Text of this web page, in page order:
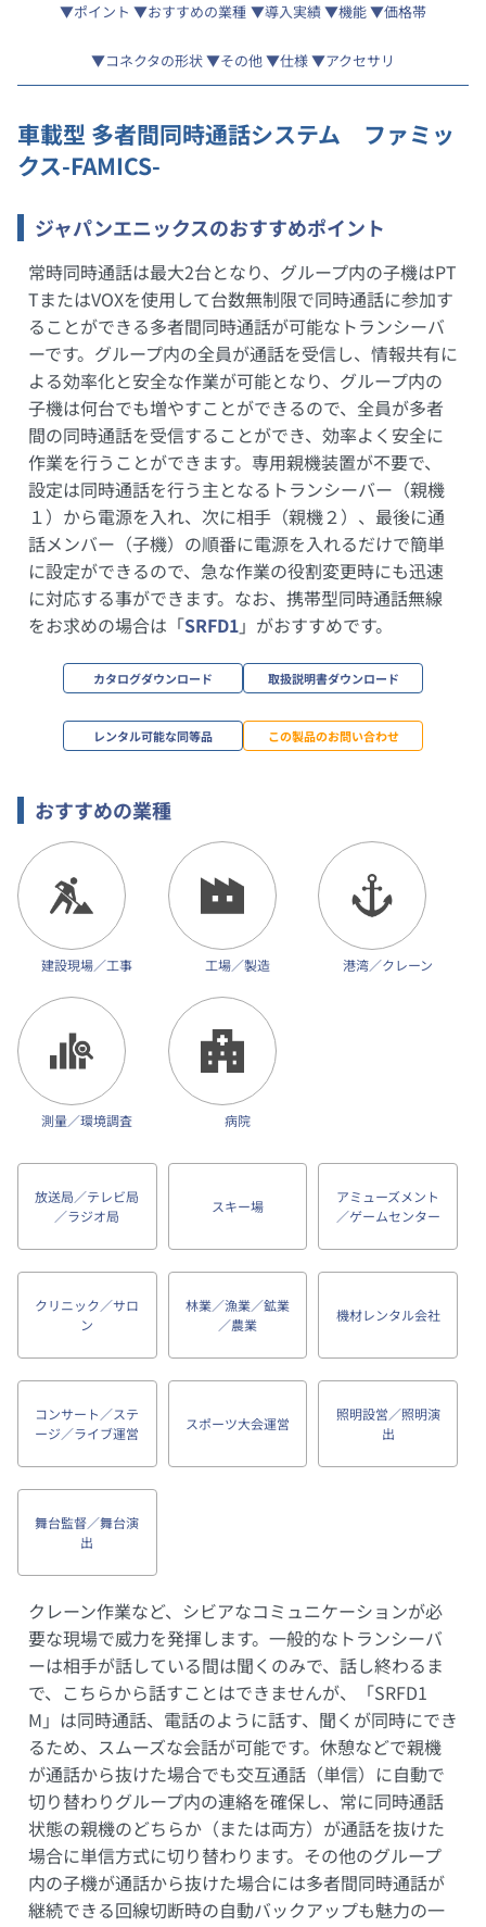
ポイント おすすめの業種 導入実績 機能 価格帯
コネクタの形状 その他 仕様 アクセサリ
車載型 多者間同時通話システム ファミッ
クス-FAMICS-
ジャパンエニックスのおすすめポイント
常時同時通話は最大2台となり、グループ内の子機はPT
TまたはVOXを使用して台数無制限で同時通話に参加す
ることができる多者間同時通話が可能なトランシーバ
ーです。グループ内の全員が通話を受信し、情報共有に
よる効率化と安全な作業が可能となり、グループ内の
子機は何台でも増やすことができるので、全員が多者
間の同時通話を受信することができ、効率よく安全に
作業を行うことができます。専用親機装置が不要で、
設定は同時通話を行う主となるトランシーバー（親機
１）から電源を入れ、次に相手（親機２）、最後に通
話メンバー（子機）の順番に電源を入れるだけで簡単
に設定ができるので、急な作業の役割変更時にも迅速
に対応する事ができます。なお、携帯型同時通話無線
をお求めの場合は「SRFD1」がおすすめです。
カタログダウンロード 取扱説明書ダウンロード
レンタル可能な同等品 この製品のお問い合わせ
おすすめの業種
建設現場／工事 工場／製造 港湾／クレーン
測量／環境調査 病院
放送局／テレビ局
／ラジオ局
スキー場
アミューズメント
／ゲームセンター
クリニック／サロ
ン
林業／漁業／鉱業
／農業
機材レンタル会社
コンサート／ステ
ージ／ライブ運営
スポーツ大会運営
照明設営／照明演
出
舞台監督／舞台演
出
クレーン作業など、シビアなコミュニケーションが必
要な現場で威力を発揮します。一般的なトランシーバ
ーは相手が話している間は聞くのみで、話し終わるま
で、こちらから話すことはできませんが、「SRFD1
M」は同時通話、電話のように話す、聞くが同時にでき
るため、スムーズな会話が可能です。休憩などで親機
が通話から抜けた場合でも交互通話（単信）に自動で
切り替わりグループ内の連絡を確保し、常に同時通話
状態の親機のどちらか（または両方）が通話を抜けた
場合に単信方式に切り替わります。その他のグループ
内の子機が通話から抜けた場合には多者間同時通話が
継続できる回線切断時の自動バックアップも魅力の一